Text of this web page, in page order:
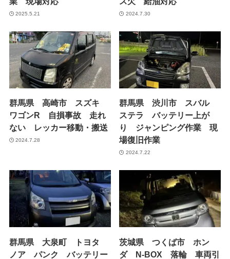
2025.5.21 2024.7.30
群馬県 高崎市 スズキ
ワゴンR 自損事故 走れ
ない レッカー移動・搬送
2024.7.28
群馬県 渋川市 スバル
ステラ バッテリー上が
り ジャンピング作業 現
場復旧作業
2024.7.22
群馬県 大泉町 トヨタ
ノア パンク バッテリー
茨城県 つくば市 ホン
ダ N-BOX 落輪 車両引